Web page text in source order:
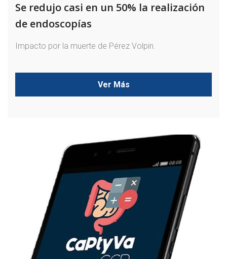
Se redujo casi en un 50% la realización
de endoscopías
Impacto por la muerte de Pérez Volpin.
Ver Más